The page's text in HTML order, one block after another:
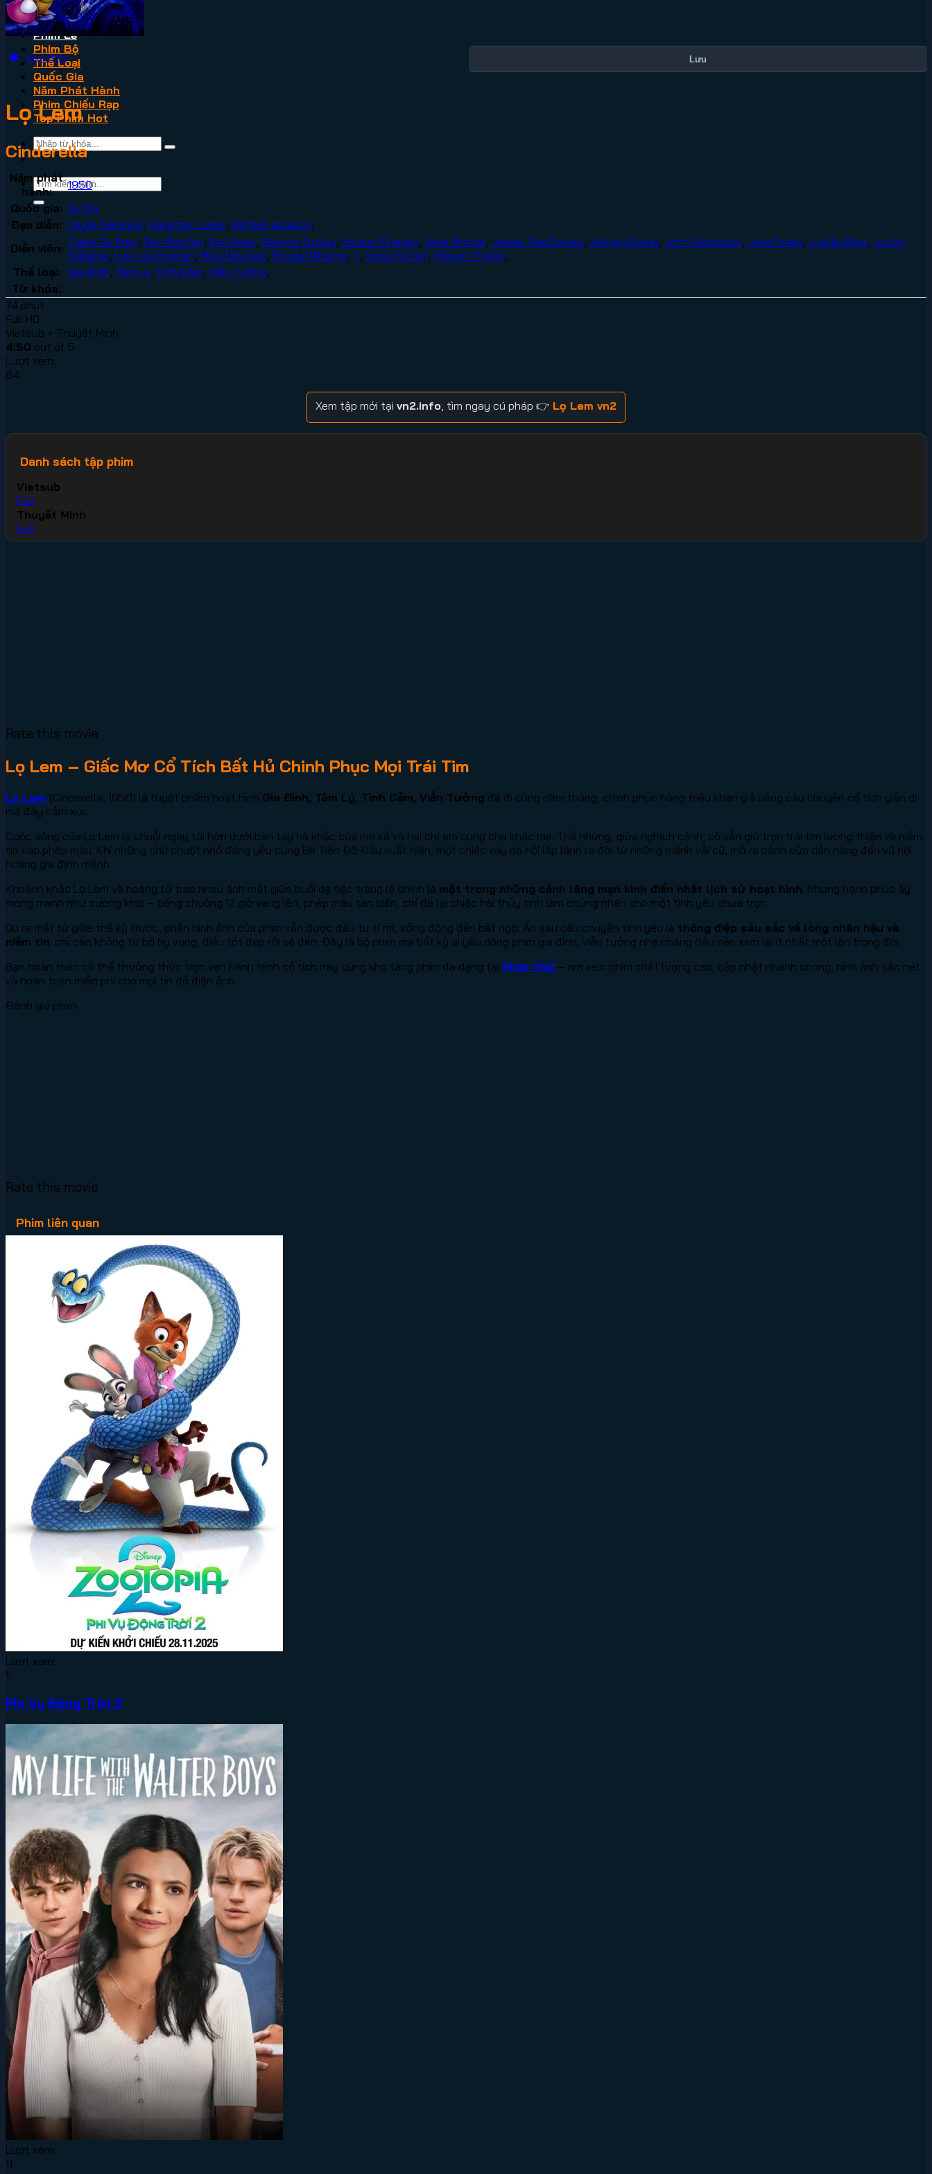
VN2
Phim Lẻ
Phim Bộ
Thể Loại
Quốc Gia
Năm Phát Hành
Phim Chiếu Rạp
Top Phim Hot
Xem Phim Lưu
Lọ Lem
Cinderella
Năm phát
hành:
1950
Quốc gia: Âu Mỹ
Đạo diễn: Clyde Geronimi Hamilton Luske Wilfred Jackson
Diễn viên: Claire Du Brey Don Barclay Earl Keen Eleanor Audley Helene Stanley Ilene Woods James MacDonald Jeffrey Stone John Woodbury June Foray Lucille Bliss Lucille
Williams Luis van Rooten Mike Douglas Rhoda Williams T Verna Felton William Phipps
Thể loại: Gia Đình Tâm Lý Tình Cảm Viễn Tưởng
Từ khóa:
74 phút
Full HD
Vietsub + Thuyết Minh
4.50 out of 5
Lượt xem:
64
Xem tập mới tại vn2.info , tìm ngay cú pháp 👉 Lọ Lem vn2
Danh sách tập phim
Vietsub
Full
Thuyết Minh
Full
Rate this movie
Lọ Lem – Giấc Mơ Cổ Tích Bất Hủ Chinh Phục Mọi Trái Tim
Lọ Lem (Cinderella, 1950) là tuyệt phẩm hoạt hình Gia Đình, Tâm Lý, Tình Cảm, Viễn Tưởng đã đi cùng năm tháng, chinh phục hàng triệu khán giả bằng câu chuyện cổ tích giản dị
mà đầy cảm xúc.
Cuộc sống của Lọ Lem là chuỗi ngày tủi hờn dưới bàn tay hà khắc của mẹ kế và hai chị em cùng cha khác mẹ. Thế nhưng, giữa nghịch cảnh, cô vẫn giữ trọn trái tim lương thiện và niềm
tin vào phép màu. Khi những chú chuột nhỏ đáng yêu cùng Bà Tiên Đỡ Đầu xuất hiện, một chiếc váy dạ hội lấp lánh ra đời từ những mảnh vải cũ, mở ra cánh cửa dẫn nàng đến vũ hội
hoàng gia định mệnh.
Khoảnh khắc Lọ Lem và hoàng tử trao nhau ánh mắt giữa buổi dạ tiệc tráng lệ chính là một trong những cảnh lãng mạn kinh điển nhất lịch sử hoạt hình. Nhưng hạnh phúc ấy
mong manh như sương khói – tiếng chuông 12 giờ vang lên, phép màu tan biến, chỉ để lại chiếc hài thủy tinh làm chứng nhân cho một tình yêu chưa trọn.
Dù ra mắt từ giữa thế kỷ trước, phần hình ảnh của phim vẫn được đầu tư tỉ mỉ, sống động đến bất ngờ. Ẩn sau câu chuyện tình yêu là thông điệp sâu sắc về lòng nhân hậu và
niềm tin: chỉ cần không từ bỏ hy vọng, điều tốt đẹp rồi sẽ đến. Đây là bộ phim mà bất kỳ ai yêu dòng phim gia đình, viễn tưởng nhẹ nhàng đều nên xem lại ít nhất một lần trong đời.
Bạn hoàn toàn có thể thưởng thức trọn vẹn hành trình cổ tích này cùng kho tàng phim đa dạng tại Phim VN2 – nơi xem phim chất lượng cao, cập nhật nhanh chóng, hình ảnh sắc nét
và hoàn toàn miễn phí cho mọi tín đồ điện ảnh.
Đánh giá phim
Rate this movie
Phim liên quan
Lượt xem:
1
Phi Vụ Động Trời 2
Lượt xem:
11